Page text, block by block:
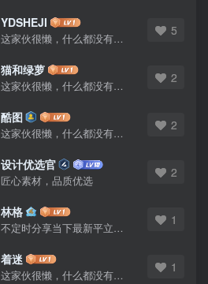
YDSHEJI
这家伙很懒，什么都没有写...
5
猫和绿萝
这家伙很懒，什么都没有写...
2
酷图
这家伙很懒，什么都没有写...
2
设计优选官
匠心素材，品质优选
2
林格
不定时分享当下最新平立面图库
1
着迷
这家伙很懒，什么都没有写...
1